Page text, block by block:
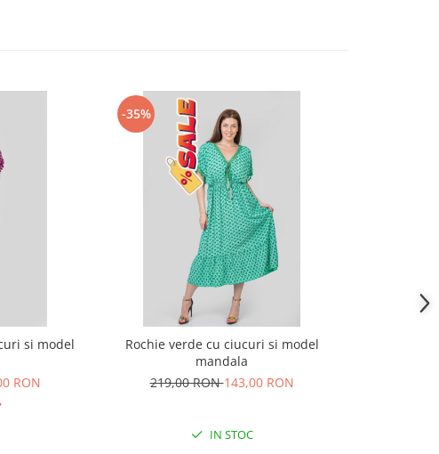
si model
RON
-35%
Rochie verde cu ciucuri si model
mandala
219,00 RON143,00 RON
IN STOC